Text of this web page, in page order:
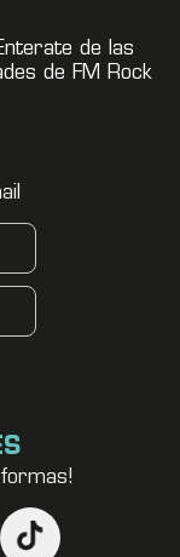
de las
de FM Rock